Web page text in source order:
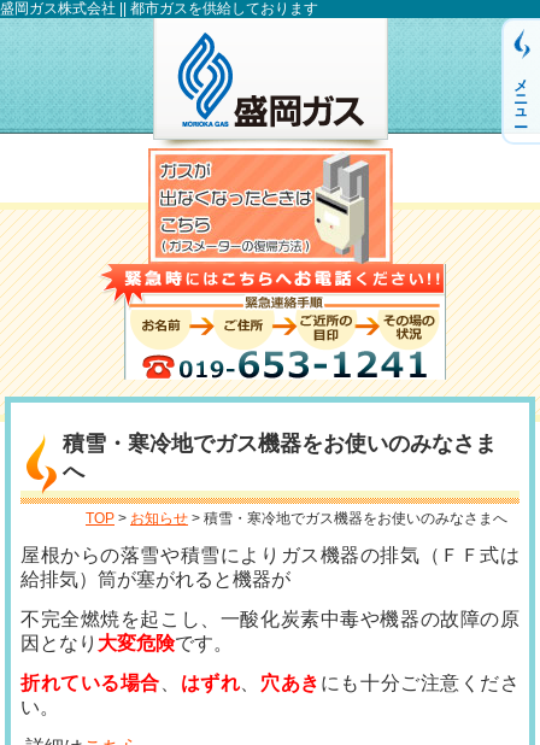
盛岡ガス株式会社 || 都市ガスを供給しております
メニュー
積雪・寒冷地でガス機器をお使いのみなさま
へ
TOP > お知らせ > 積雪・寒冷地でガス機器をお使いのみなさまへ
屋根からの落雪や積雪によりガス機器の排気（ＦＦ式は
給排気）筒が塞がれると機器が
不完全燃焼を起こし、一酸化炭素中毒や機器の故障の原
因となり 大変危険です。
折れている場合
はずれ 穴あき にも十分ご注意くださ
い。